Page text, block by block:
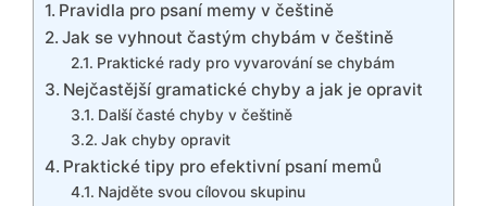
Pravidla pro psaní memy v češtině
Jak se vyhnout častým chybám v češtině
Praktické rady pro vyvarování se chybám
Nejčastější gramatické chyby a jak je opravit
Další časté chyby v češtině
Jak chyby opravit
Praktické tipy pro efektivní psaní memů
Najděte svou cílovou skupinu